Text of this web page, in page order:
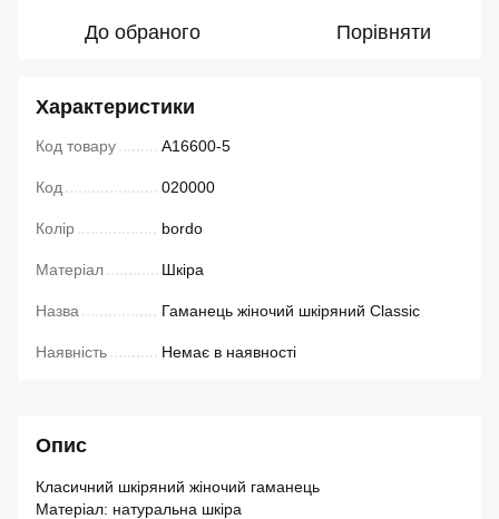
До обраного Порівняти
Характеристики
Код товару A16600-5
Код 020000
Колір bordo
Матеріал Шкіра
Назва Гаманець жіночий шкіряний Classic
Наявність Немає в наявності
Опис
Класичний шкіряний жіночий гаманець
Матеріал: натуральна шкіра